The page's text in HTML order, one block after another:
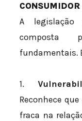
CONSUMIDOR
A legislação
composta
fundamentais.
1.
Reconhece
fraca na